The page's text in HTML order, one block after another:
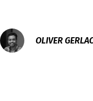
OLIVER